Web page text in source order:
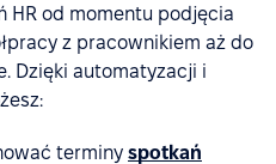
HR od momentu podjęcia
z pracownikiem aż do
Dzięki automatyzacji i
terminy spotkań